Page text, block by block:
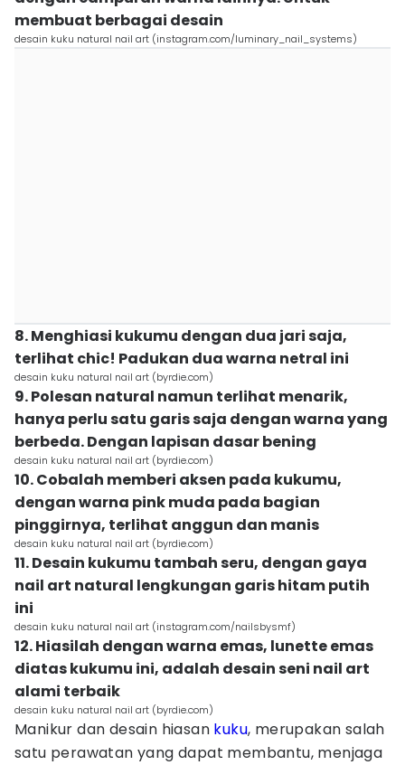
membuat berbagai desain
desain kuku natural nail art (instagram.com/luminary_nail_systems)
8. Menghiasi kukumu dengan dua jari saja,
terlihat chic! Padukan dua warna netral ini
desain kuku natural nail art (byrdie.com)
9. Polesan natural namun terlihat menarik,
hanya perlu satu garis saja dengan warna yang
berbeda. Dengan lapisan dasar bening
desain kuku natural nail art (byrdie.com)
10. Cobalah memberi aksen pada kukumu,
dengan warna pink muda pada bagian
pinggirnya, terlihat anggun dan manis
desain kuku natural nail art (byrdie.com)
11. Desain kukumu tambah seru, dengan gaya
nail art natural lengkungan garis hitam putih
ini
desain kuku natural nail art (instagram.com/nailsbysmf)
12. Hiasilah dengan warna emas, lunette emas
diatas kukumu ini, adalah desain seni nail art
alami terbaik
desain kuku natural nail art (byrdie.com)
Manikur dan desain hiasan kuku, merupakan salah
satu perawatan yang dapat membantu, menjaga